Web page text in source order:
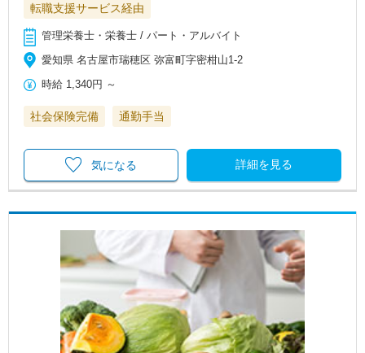
転職支援サービス経由
管理栄養士・栄養士 / パート・アルバイト
愛知県 名古屋市瑞穂区 弥富町字密柑山1-2
時給 1,340円 ～
社会保険完備 通勤手当
詳細を見る
気になる